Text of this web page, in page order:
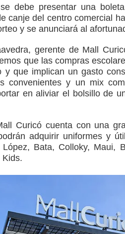
debe presentar una
canje del centro comercial
y se anunciará al
gerente de Mall
que las compras
y que implican un gasto
convenientes y un mix
en aliviar el bolsillo de
Curicó cuenta con una
adquirir uniformes y
Bata, Colloky, Maui,
Kids.